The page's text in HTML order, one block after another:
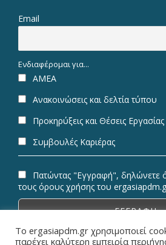
Email
Ενδιαφέρομαι για...
ΑΜΕΑ
Ανακοινώσεις και δελτία τύπου
Προκηρύξεις και Θέσεις Εργασίας
Συμβουλές Καριέρας
Πατώντας "Εγγραφή", δηλώνετε
τους όρους χρήσης του
Το ergasiapdm.gr χρησιμοποιεί
παρέχει καλύτερη εμπειρία